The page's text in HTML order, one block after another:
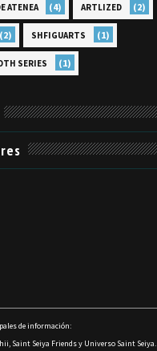
ATENEA (4) ARTLIZED (2)
(2) SHFIGUARTS (1)
SERIES (1)
de información:
Saint Seiya Friends y Universo Saint Seiya.